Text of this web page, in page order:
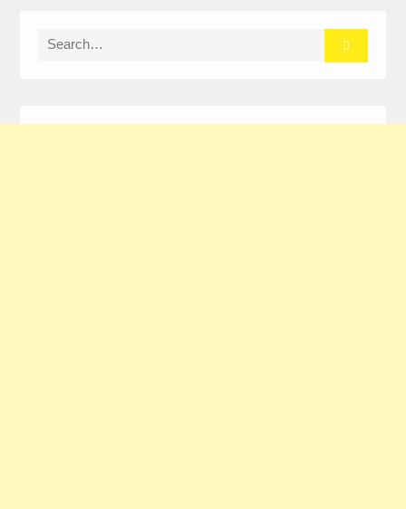
Search